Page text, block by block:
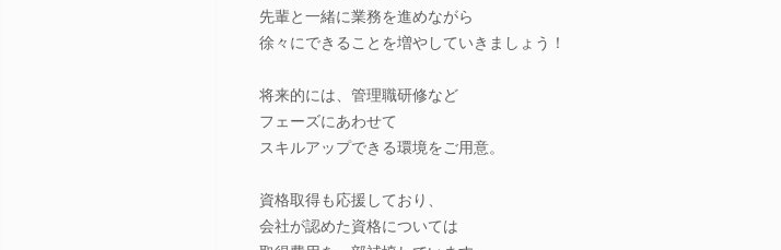
先輩と一緒に業務を進めながら
徐々にできることを増やしていきましょう！
将来的には、管理職研修など
フェーズにあわせて
スキルアップできる環境をご用意。
資格取得も応援しており、
会社が認めた資格については